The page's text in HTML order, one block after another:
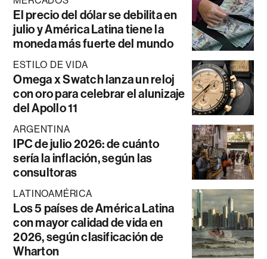
El precio del dólar se debilita en
julio y América Latina tiene la
moneda más fuerte del mundo
ESTILO DE VIDA
Omega x Swatch lanza un reloj
con oro para celebrar el alunizaje
del Apollo 11
ARGENTINA
IPC de julio 2026: de cuánto
sería la inflación, según las
consultoras
LATINOAMÉRICA
Los 5 países de América Latina
con mayor calidad de vida en
2026, según clasificación de
Wharton